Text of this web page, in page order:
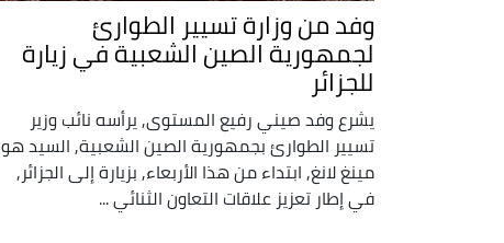
وفد من وزارة تسيير الطوارئ
لجمهورية الصين الشعبية في زيارة
للجزائر
يشرع وفد صيني رفيع المستوى, يرأسه نائب وزير
تسيير الطوارئ بجمهورية الصين الشعبية, السيد هو
مينغ لانغ, ابتداء من هذا الأربعاء, بزيارة إلى الجزائر,
في إطار تعزيز علاقات التعاون الثنائي ...